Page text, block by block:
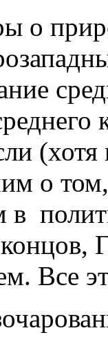
о
(хотя
о
Все